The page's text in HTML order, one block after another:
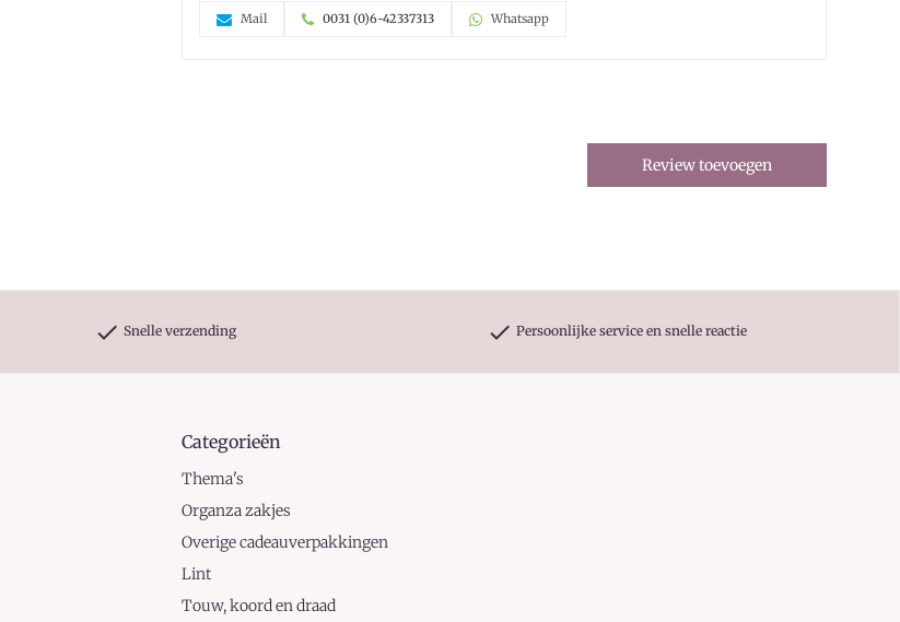
Mail 0031 (0)6-42337313 Whatsapp
Review toevoegen
check Snelle verzending check Persoonlijke service en snelle reactie
Categorieën
Thema's
Organza zakjes
Overige cadeauverpakkingen
Lint
Touw, koord en draad